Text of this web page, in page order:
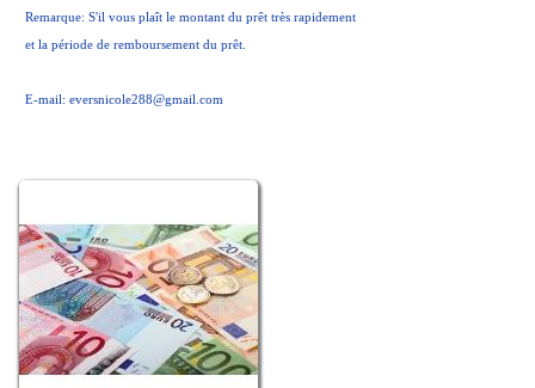
Remarque: S'il vous plaît le montant du prêt très rapidement
et la période de remboursement du prêt.
E-mail: eversnicole288@gmail.com